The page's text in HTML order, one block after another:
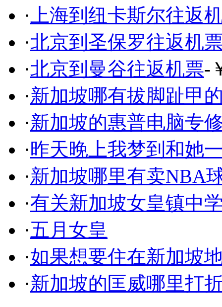
· 上海到纽卡斯尔往返
·北京到圣保罗往返机
·北京到曼谷往返机票-
·新加坡哪有拔脚趾甲
·新加坡的惠普电脑专
·昨天晚上我梦到和她
·新加坡哪里有卖NBA
·有关新加坡女皇镇中
·五月女皇
·如果想要住在新加坡
·新加坡的匡威哪里打